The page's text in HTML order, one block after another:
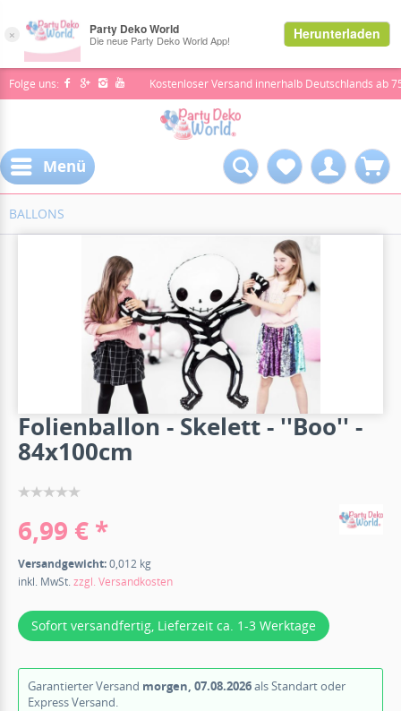
Folge uns: Kostenloser Versand innerhalb Deutschlands ab
Menü
BALLONS
Folienballon - Skelett - ''Boo'' -
84x100cm
6,99 € *
Versandgewicht:0,012 kg
inkl. MwSt.zzgl. Versandkosten
Sofort versandfertig, Lieferzeit ca. 1-3 Werktage
Garantierter Versand morgen, 07.08.2026als Standart oder
Express Versand.